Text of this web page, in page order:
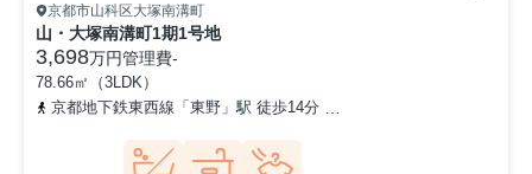
京都市山科区大塚南溝町
山・大塚南溝町1期1号地
3,698万円管理費-
78.66㎡（3LDK）
京都地下鉄東西線「東野」駅 徒歩14分